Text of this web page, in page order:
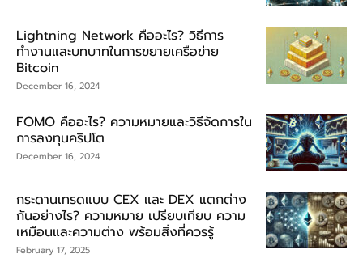
Lightning Network คืออะไร? วิธีการ
ทำงานและบทบาทในการขยายเครือข่าย
Bitcoin
December 16, 2024
FOMO คืออะไร? ความหมายและวิธีจัดการใน
การลงทุนคริปโต
December 16, 2024
กระดานเทรดแบบ CEX และ DEX แตกต่าง
กันอย่างไร? ความหมาย เปรียบเทียบ ความ
เหมือนและความต่าง พร้อมสิ่งที่ควรรู้
February 17, 2025